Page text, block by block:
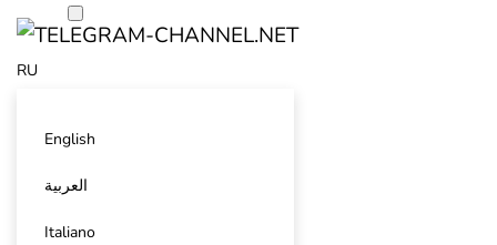
RU
English
العربية
Italiano